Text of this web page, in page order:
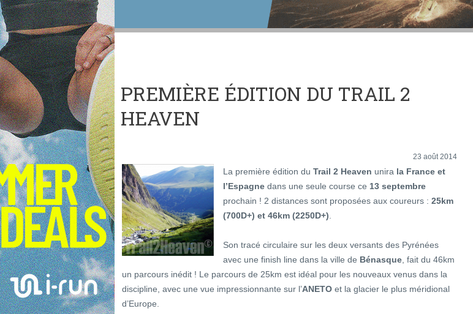
PREMIÈRE ÉDITION DU TRAIL 2
HEAVEN
23 août 2014
La première édition du Trail 2 Heaven unira la France et
l’Espagne dans une seule course ce 13 septembre
prochain ! 2 distances sont proposées aux coureurs : 25km
(700D+) et 46km (2250D+)
Son tracé circulaire sur les deux versants des Pyrénées
avec une finish line dans la ville de Bénasque , fait du 46km
un parcours inédit ! Le parcours de 25km est idéal pour les nouveaux venus dans la
discipline, avec une vue impressionnante sur l’ANETO et la glacier le plus méridional
d’Europe.